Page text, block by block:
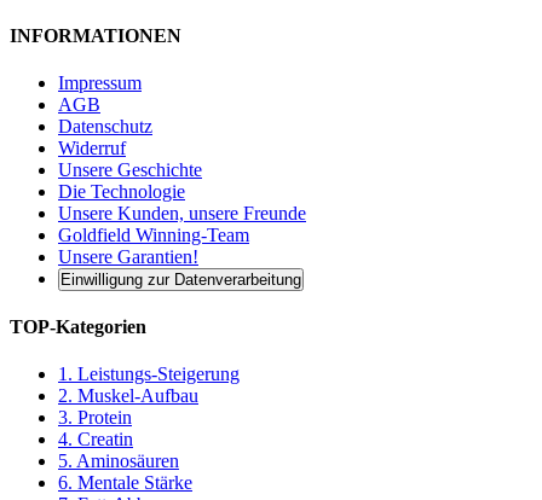
INFORMATIONEN
Impressum
AGB
Datenschutz
Widerruf
Unsere Geschichte
Die Technologie
Unsere Kunden, unsere Freunde
Goldfield Winning-Team
Unsere Garantien!
Einwilligung zur Datenverarbeitung
TOP-Kategorien
1. Leistungs-Steigerung
2. Muskel-Aufbau
3. Protein
4. Creatin
5. Aminosäuren
6. Mentale Stärke